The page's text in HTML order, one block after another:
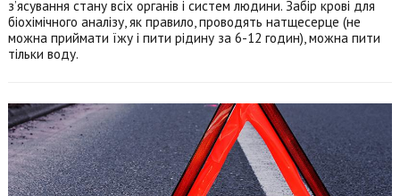
з’ясування стану всіх органів і систем людини. Забір крові для
біохімічного аналізу, як правило, проводять натщесерце (не
можна приймати їжу і пити рідину за 6-12 годин), можна пити
тільки воду.